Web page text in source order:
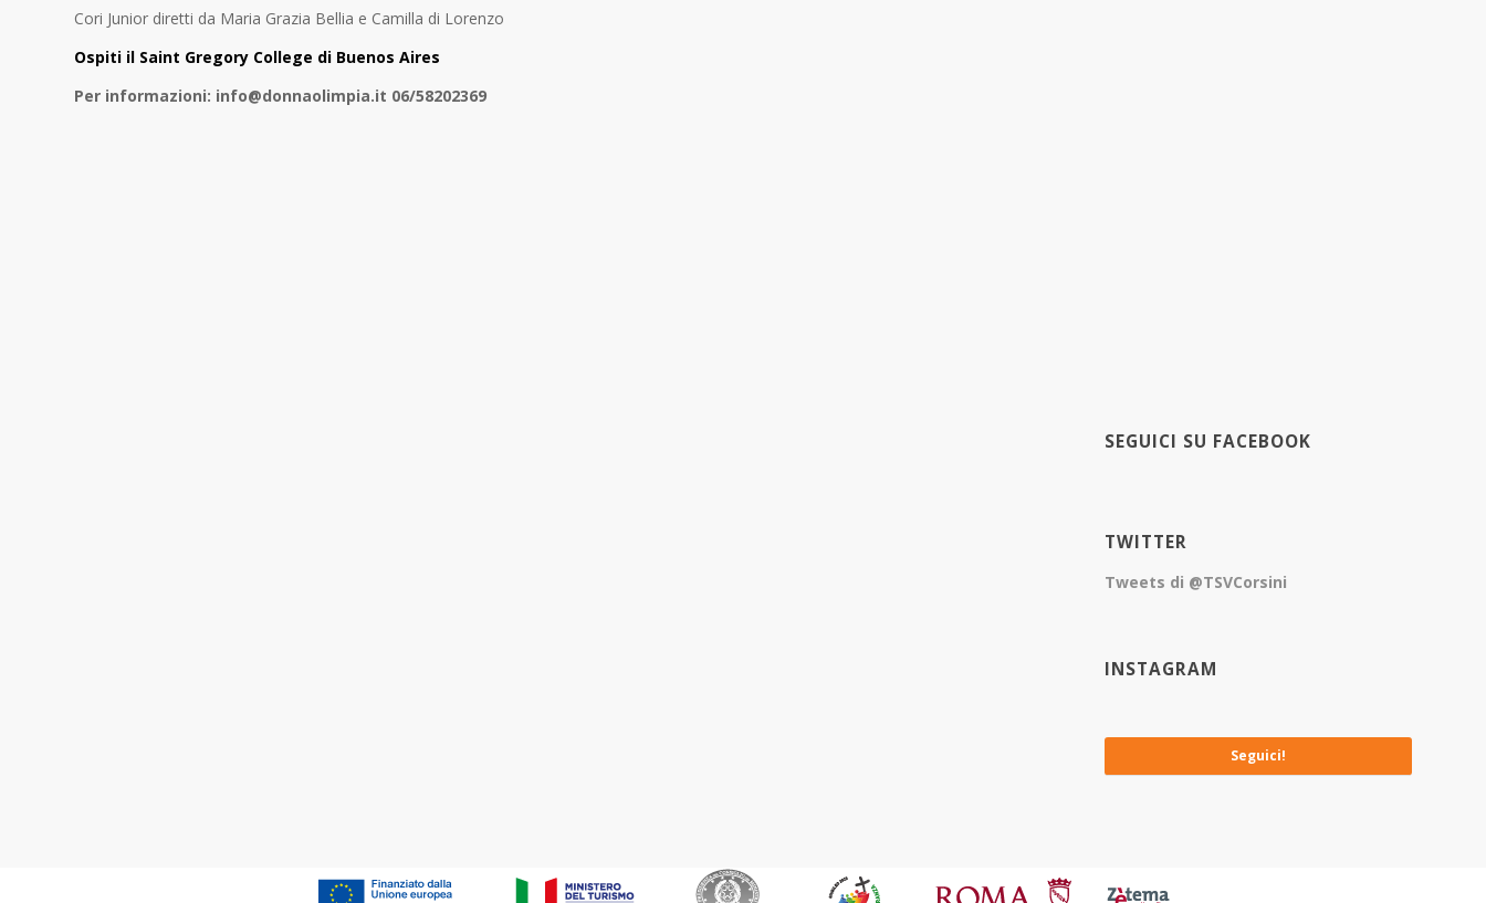
Cori Junior diretti da Maria Grazia Bellia e Camilla di Lorenzo
Ospiti il Saint Gregory College di Buenos Aires
Per informazioni: info@donnaolimpia.it 06/58202369
SEGUICI SU FACEBOOK
TWITTER
Tweets di @TSVCorsini
INSTAGRAM
Seguici!